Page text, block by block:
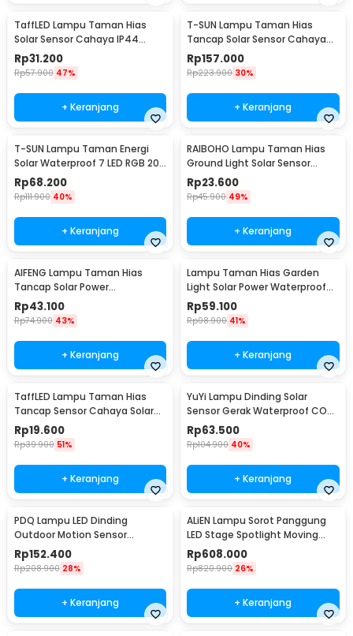
TaffLED Lampu Taman Hias
Solar Sensor Cahaya IP44
Warm White 4 PCS - L20
Rp31.200
Rp57.900 47%
+ Keranjang
T-SUN Lampu Taman Hias
Tancap Solar Sensor Cahaya
IP65 Warm White 3W - TS-
G0902
Rp157.000
Rp223.900 30%
+ Keranjang
T-SUN Lampu Taman Energi
Solar Waterproof 7 LED RGB 200
Lumens 1.6W - TS-G0102
Rp68.200
Rp111.900 40%
+ Keranjang
RAIBOHO Lampu Taman Hias
Ground Light Solar Sensor
Waterproof 12/20LED - RB20
Rp23.600
Rp45.900 49%
+ Keranjang
AIFENG Lampu Taman Hias
Tancap Solar Power
Waterproof Cool White -
EM320
Rp43.100
Rp74.900 43%
+ Keranjang
Lampu Taman Hias Garden
Light Solar Power Waterproof
Cool White - EM375
Rp59.100
Rp98.900 41%
+ Keranjang
TaffLED Lampu Taman Hias
Tancap Sensor Cahaya Solar
Power Waterproof - EM300
Rp19.600
Rp39.900 51%
+ Keranjang
YuYi Lampu Dinding Solar
Sensor Gerak Waterproof COB
100LED Cool White - SMT-F100
Rp63.500
Rp104.900 40%
+ Keranjang
PDQ Lampu LED Dinding
Outdoor Motion Sensor
Waterproof Cool White 15W
Inner Light - 3120
Rp152.400
Rp208.900 28%
+ Keranjang
ALiEN Lampu Sorot Panggung
LED Stage Spotlight Moving
Head RGB 10W - DM512
Rp608.000
Rp820.900 26%
+ Keranjang